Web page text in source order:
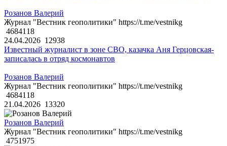
Розанов Валерий
Журнал "Вестник геополитики" https://t.me/vestnikg
4684118
24.04.2026 12938
Известный журналист в зоне СВО, казачка Аня Герцовская-
записалась в отряд космонавтов
Розанов Валерий
Журнал "Вестник геополитики" https://t.me/vestnikg
4684118
21.04.2026 13320
Розанов Валерий
Журнал "Вестник геополитики" https://t.me/vestnikg
4751975